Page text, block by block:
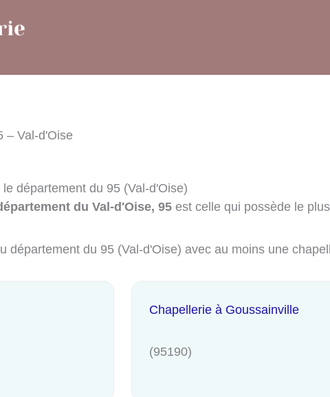
– Val-d'Oise
département du 95 (Val-d'Oise)
du Val-d'Oise, 95 est celle qui possède le
département du 95 (Val-d'Oise) avec au moins une
Chapellerie à Goussainville
(95190)